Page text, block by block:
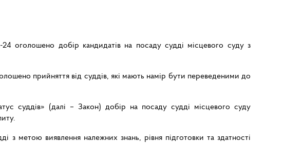
оголошено добір кандидатів на посаду судді місцевого суду з
прийняття від суддів, які мають намір бути переведеними до
суддів» (далі – Закон) добір на посаду судді місцевого суду
з метою виявлення належних знань, рівня підготовки та здатності